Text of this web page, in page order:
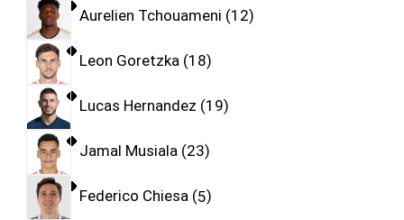
Aurelien Tchouameni 12
Leon Goretzka 18
Lucas Hernandez 19
Jamal Musiala 23
Federico Chiesa 5